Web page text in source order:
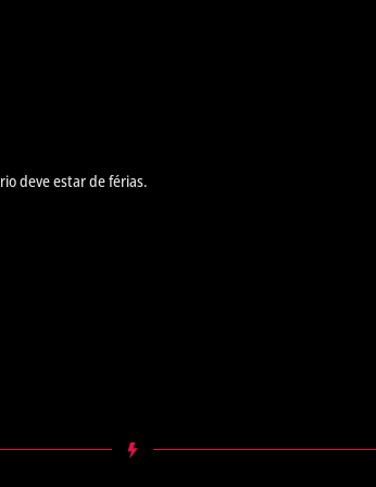
deve estar de férias.